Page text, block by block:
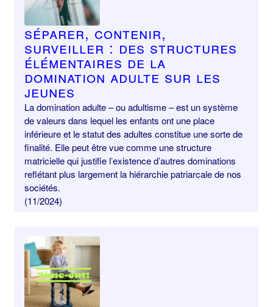
Séparer, contenir,
surveiller : des structures
élémentaires de la
domination adulte sur les
jeunes
La domination adulte – ou adultisme – est un système
de valeurs dans lequel les enfants ont une place
inférieure et le statut des adultes constitue une sorte de
finalité. Elle peut être vue comme une structure
matricielle qui justifie l’existence d’autres dominations
reflétant plus largement la hiérarchie patriarcale de nos
sociétés.
(11/2024)